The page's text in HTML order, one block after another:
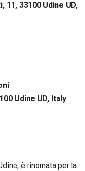
11, 33100 Udine UD,
Udine UD, Italy
è rinomata per la